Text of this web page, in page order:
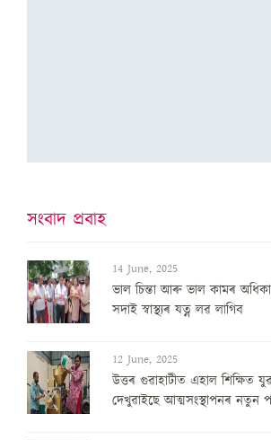
সংবাদ প্ৰবাহ
14 June, 2025
ভাল চিন্তা আৰু ভাল কামৰ
সদাই স্বাস্থ্যৰ যত্ন লৱ লাগিব
12 June, 2025
উত্তৰ গুৱাহাটীত এহাল শিক্ষিত
দেখুৱাইছে আত্মসংস্থাপনৰ নতুন